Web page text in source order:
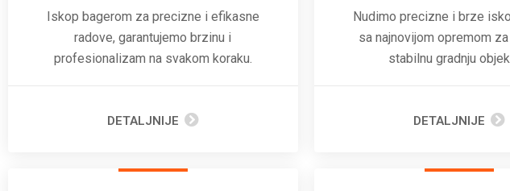
Iskop bagerom za precizne i efikasne
radove, garantujemo brzinu i
profesionalizam na svakom koraku.
DETALJNIJE
Nudimo precizne i brze
sa najnovijom opremom
stabilnu gradnju
DETALJNIJE